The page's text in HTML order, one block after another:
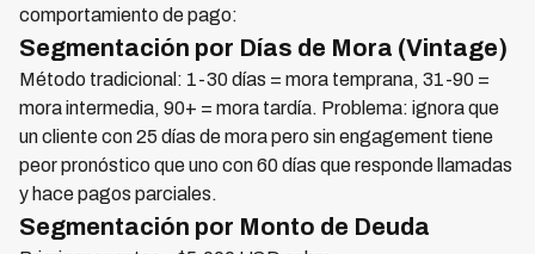
comportamiento de pago:
Segmentación por Días de Mora (Vintage)
Método tradicional: 1-30 días = mora temprana, 31-90 =
mora intermedia, 90+ = mora tardía. Problema: ignora que
un cliente con 25 días de mora pero sin engagement tiene
peor pronóstico que uno con 60 días que responde llamadas
y hace pagos parciales.
Segmentación por Monto de Deuda